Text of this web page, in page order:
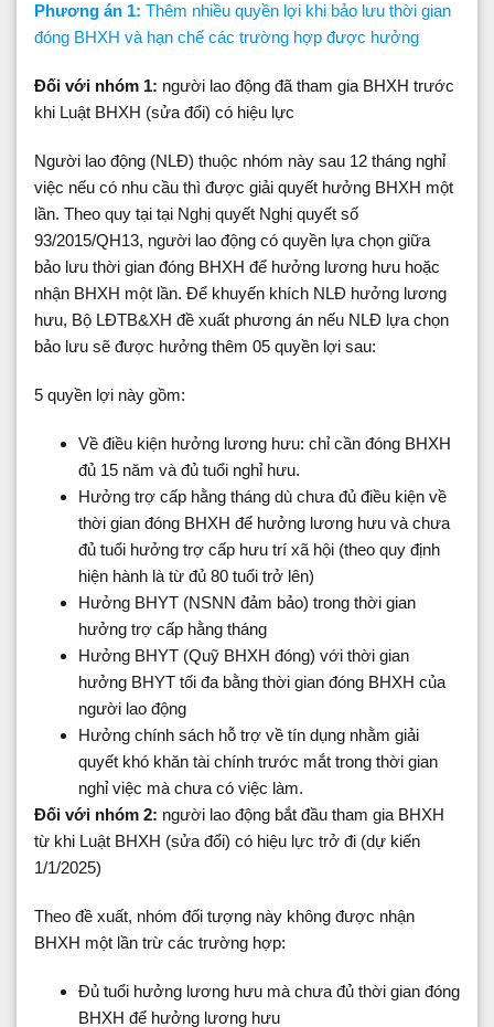
Phương án 1: Thêm nhiều quyền lợi khi bảo lưu thời gian
đóng BHXH và hạn chế các trường hợp được hưởng
Đối với nhóm 1: người lao động đã tham gia BHXH trước
khi Luật BHXH (sửa đổi) có hiệu lực
Người lao động (NLĐ) thuộc nhóm này sau 12 tháng nghỉ
việc nếu có nhu cầu thì được giải quyết hưởng BHXH một
lần. Theo quy tại tại Nghị quyết Nghị quyết số
93/2015/QH13, người lao động có quyền lựa chọn giữa
bảo lưu thời gian đóng BHXH để hưởng lương hưu hoặc
nhận BHXH một lần. Để khuyến khích NLĐ hưởng lương
hưu, Bộ LĐTB&XH đề xuất phương án nếu NLĐ lựa chọn
bảo lưu sẽ được hưởng thêm 05 quyền lợi sau:
5 quyền lợi này gồm:
Về điều kiện hưởng lương hưu: chỉ cần đóng BHXH
đủ 15 năm và đủ tuổi nghỉ hưu.
Hưởng trợ cấp hằng tháng dù chưa đủ điều kiện về
thời gian đóng BHXH để hưởng lương hưu và chưa
đủ tuổi hưởng trợ cấp hưu trí xã hội (theo quy định
hiện hành là từ đủ 80 tuổi trở lên)
Hưởng BHYT (NSNN đảm bảo) trong thời gian
hưởng trợ cấp hằng tháng
Hưởng BHYT (Quỹ BHXH đóng) với thời gian
hưởng BHYT tối đa bằng thời gian đóng BHXH của
người lao động
Hưởng chính sách hỗ trợ về tín dụng nhằm giải
quyết khó khăn tài chính trước mắt trong thời gian
nghỉ việc mà chưa có việc làm.
Đối với nhóm 2: người lao động bắt đầu tham gia BHXH
từ khi Luật BHXH (sửa đổi) có hiệu lực trở đi (dự kiến
1/1/2025)
Theo đề xuất, nhóm đối tượng này không được nhận
BHXH một lần trừ các trường hợp:
Đủ tuổi hưởng lương hưu mà chưa đủ thời gian đóng
BHXH để hưởng lương hưu